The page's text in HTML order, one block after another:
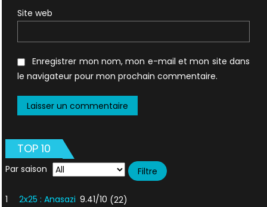
Site web
Enregistrer mon nom, mon e-mail et mon site dans
le navigateur pour mon prochain commentaire.
TOP 10
Par saison
1 2x25 : Anasazi 9.41/10 (22)